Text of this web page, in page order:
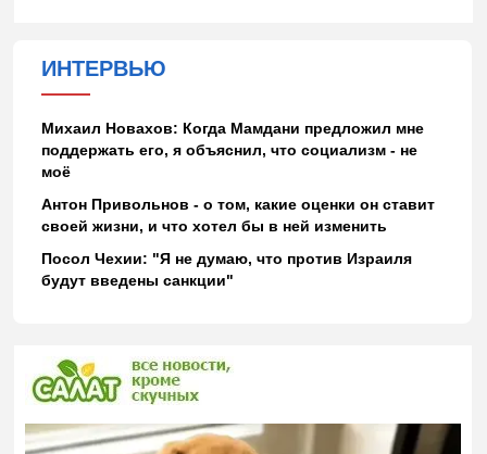
ИНТЕРВЬЮ
Михаил Новахов: Когда Мамдани предложил мне
поддержать его, я объяснил, что социализм - не
моё
Антон Привольнов - о том, какие оценки он ставит
своей жизни, и что хотел бы в ней изменить
Посол Чехии: "Я не думаю, что против Израиля
будут введены санкции"